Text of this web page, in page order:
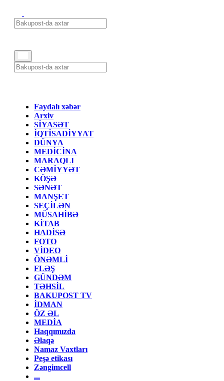
Faydalı xəbər
Arxiv
SİYASƏT
İQTİSADİYYAT
DÜNYA
MEDİCİNA
MARAQLI
CƏMİYYƏT
KÖŞƏ
SƏNƏT
MANŞET
SEÇİLƏN
MÜSAHİBƏ
KİTAB
HADİSƏ
FOTO
VİDEO
ÖNƏMLİ
FLƏŞ
GÜNDƏM
TƏHSİL
BAKUPOST TV
İDMAN
ÖZ ƏL
MEDİA
Haqqımızda
Əlaqə
Namaz Vaxtları
Peşə etikası
Zəngimcell
...